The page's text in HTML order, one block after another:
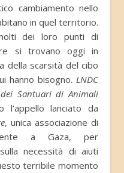
cambiamento nello
in quel territorio.
dei loro punti di
si trovano oggi in
della scarsità del cibo
hanno bisogno. LNDC
dei Santuari di Animali
l’appello lanciato da
, unica associazione di
a Gaza, per
necessità di aiuti
terribile momento